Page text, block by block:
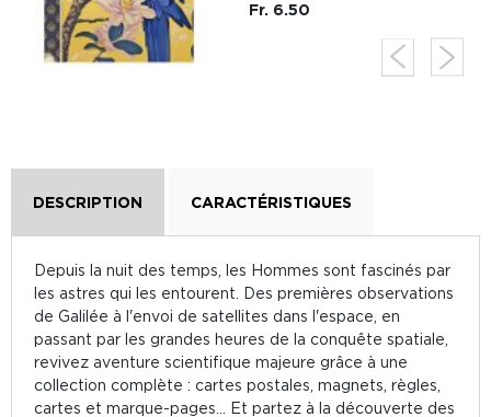
Fr. 6.50
DESCRIPTION CARACTÉRISTIQUES
Depuis la nuit des temps, les Hommes sont fascinés par
les astres qui les entourent. Des premières observations
de Galilée à l'envoi de satellites dans l'espace, en
passant par les grandes heures de la conquête spatiale,
revivez aventure scientifique majeure grâce à une
collection complète : cartes postales, magnets, règles,
cartes et marque-pages... Et partez à la découverte des